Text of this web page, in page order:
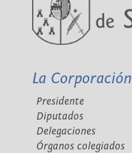
La Corporación
Presidente
Diputados
Delegaciones
Órganos colegiados